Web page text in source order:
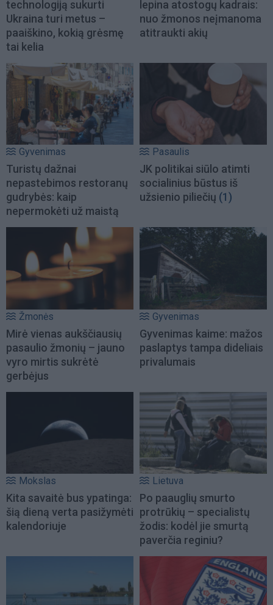
technologiją sukurti
Ukraina turi metus –
paaiškino, kokią grėsmę
tai kelia
lepina atostogų kadrais:
nuo žmonos neįmanoma
atitraukti akių
Gyvenimas
Turistų dažnai
nepastebimos restoranų
gudrybės: kaip
nepermokėti už maistą
Pasaulis
JK politikai siūlo atimti
socialinius būstus iš
užsienio piliečių (1)
Žmonės
Mirė vienas aukščiausių
pasaulio žmonių – jauno
vyro mirtis sukrėtė
gerbėjus
Gyvenimas
Gyvenimas kaime: mažos
paslaptys tampa dideliais
privalumais
Mokslas
Kita savaitė bus ypatinga:
šią dieną verta pasižymėti
kalendoriuje
Lietuva
Po paauglių smurto
protrūkių – specialistų
žodis: kodėl jie smurtą
paverčia reginiu?